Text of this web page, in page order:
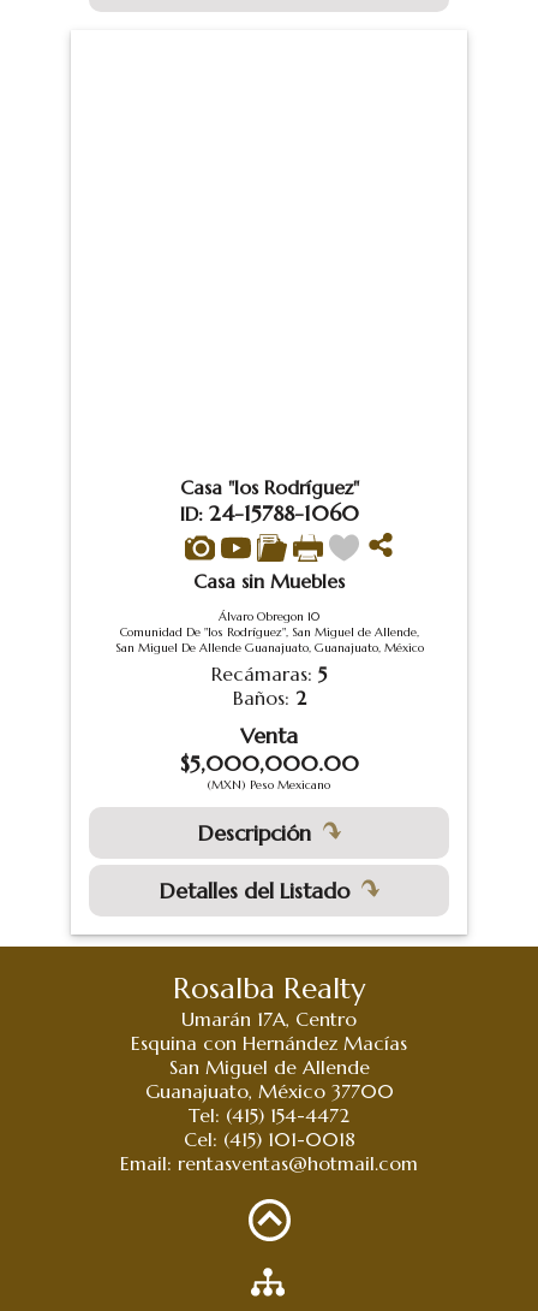
Casa "los Rodríguez"
ID: 24-15788-1060
Casa sin Muebles
Álvaro Obregon 10
Comunidad De "los Rodríguez", San Miguel de Allende,
San Miguel De Allende Guanajuato, Guanajuato, México
Recámaras: 5
Baños: 2
Venta
$5,000,000.00
(MXN) Peso Mexicano
Descripción
Detalles del Listado
Rosalba Realty
Umarán 17A, Centro
Esquina con Hernández Macías
San Miguel de Allende
Guanajuato, México 37700
Tel: (415) 154-4472
Cel: (415) 101-0018
Email: rentasventas@hotmail.com